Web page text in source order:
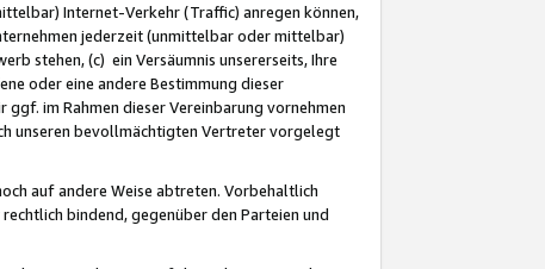
Internet-Verkehr (Traffic) anregen können,
jederzeit (unmittelbar oder mittelbar)
stehen, (c) ein Versäumnis unsererseits, Ihre
oder eine andere Bestimmung dieser
im Rahmen dieser Vereinbarung vornehmen
unseren bevollmächtigten Vertreter vorgelegt
auf andere Weise abtreten. Vorbehaltlich
bindend, gegenüber den Parteien und